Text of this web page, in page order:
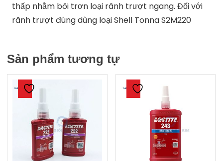
thấp nhằm bôi trơn loại rãnh trượt ngang. Đối với
rãnh trượt đúng dùng loại Shell Tonna S2M220
Sản phẩm tương tự